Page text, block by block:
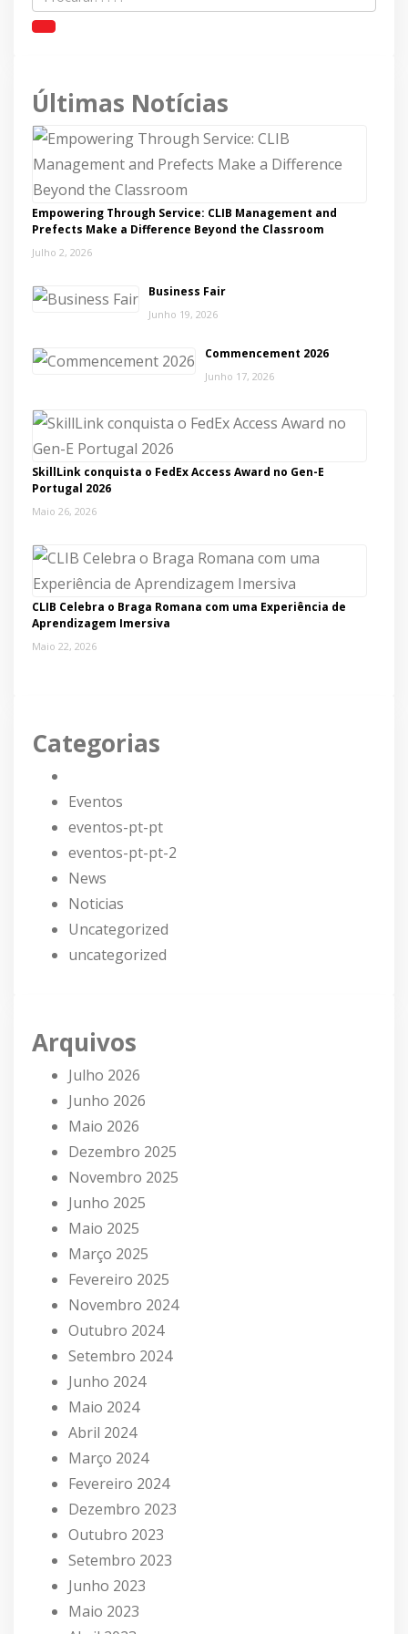
Últimas Notícias
Empowering Through Service: CLIB Management and
Prefects Make a Difference Beyond the Classroom
Julho 2, 2026
Business Fair
Junho 19, 2026
Commencement 2026
Junho 17, 2026
SkillLink conquista o FedEx Access Award no Gen-E
Portugal 2026
Maio 26, 2026
CLIB Celebra o Braga Romana com uma Experiência de
Aprendizagem Imersiva
Maio 22, 2026
Categorias
Eventos
eventos-pt-pt
eventos-pt-pt-2
News
Noticias
Uncategorized
uncategorized
Arquivos
Julho 2026
Junho 2026
Maio 2026
Dezembro 2025
Novembro 2025
Junho 2025
Maio 2025
Março 2025
Fevereiro 2025
Novembro 2024
Outubro 2024
Setembro 2024
Junho 2024
Maio 2024
Abril 2024
Março 2024
Fevereiro 2024
Dezembro 2023
Outubro 2023
Setembro 2023
Junho 2023
Maio 2023